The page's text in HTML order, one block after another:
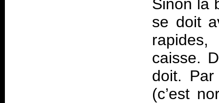
Sinon la
se doit
caisse.
doit.
(c’est